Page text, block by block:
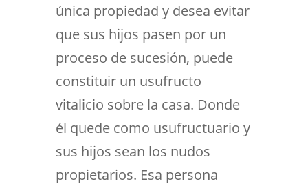
única propiedad y desea evitar
que sus hijos pasen por un
proceso de sucesión, puede
constituir un usufructo
vitalicio sobre la casa. Donde
él quede como usufructuario y
sus hijos sean los nudos
propietarios. Esa persona